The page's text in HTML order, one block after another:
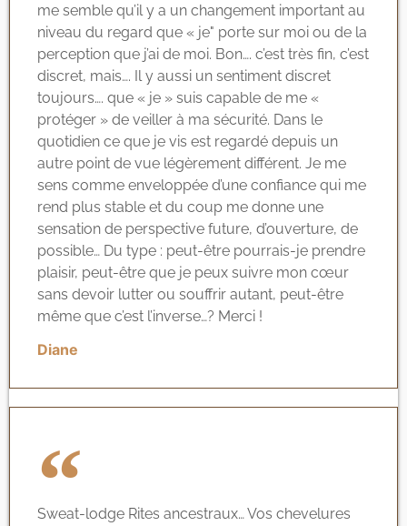
me semble qu’il y a un changement important au
niveau du regard que « je" porte sur moi ou de la
perception que j’ai de moi. Bon…. c’est très fin, c’est
discret, mais…. Il y aussi un sentiment discret
toujours…. que « je » suis capable de me «
protéger » de veiller à ma sécurité. Dans le
quotidien ce que je vis est regardé depuis un
autre point de vue légèrement différent. Je me
sens comme enveloppée d’une confiance qui me
rend plus stable et du coup me donne une
sensation de perspective future, d’ouverture, de
possible… Du type : peut-être pourrais-je prendre
plaisir, peut-être que je peux suivre mon cœur
sans devoir lutter ou souffrir autant, peut-être
même que c’est l’inverse…? Merci !
Diane
Sweat-lodge Rites ancestraux… Vos chevelures